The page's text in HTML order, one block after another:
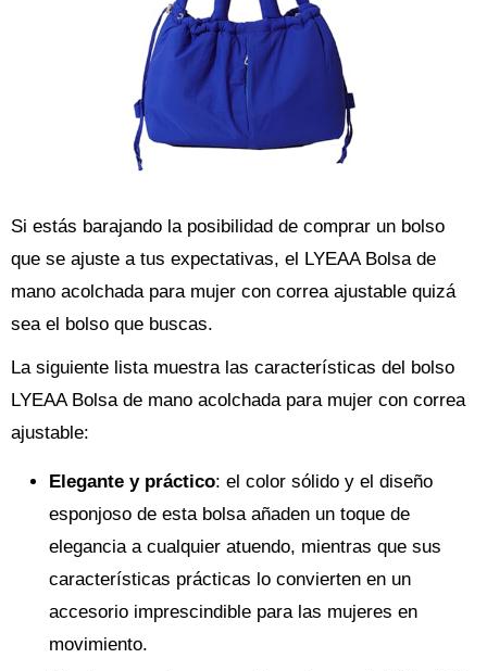
Si estás barajando la posibilidad de comprar un bolso
que se ajuste a tus expectativas, el LYEAA Bolsa de
mano acolchada para mujer con correa ajustable quizá
sea el bolso que buscas.
La siguiente lista muestra las características del bolso
LYEAA Bolsa de mano acolchada para mujer con correa
ajustable:
Elegante y práctico: el color sólido y el diseño
esponjoso de esta bolsa añaden un toque de
elegancia a cualquier atuendo, mientras que sus
características prácticas lo convierten en un
accesorio imprescindible para las mujeres en
movimiento.